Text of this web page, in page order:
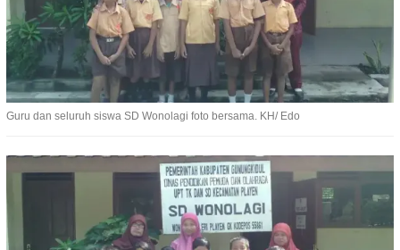
Guru dan seluruh siswa SD Wonolagi foto bersama. KH/ Edo